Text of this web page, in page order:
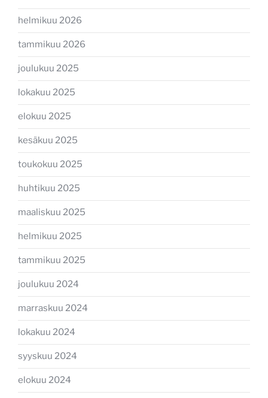
helmikuu 2026
tammikuu 2026
joulukuu 2025
lokakuu 2025
elokuu 2025
kesäkuu 2025
toukokuu 2025
huhtikuu 2025
maaliskuu 2025
helmikuu 2025
tammikuu 2025
joulukuu 2024
marraskuu 2024
lokakuu 2024
syyskuu 2024
elokuu 2024